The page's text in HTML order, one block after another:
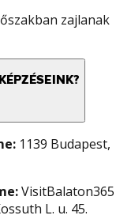
zajlanak
1139 Budapest,
VisitBalaton365
L. u. 45.